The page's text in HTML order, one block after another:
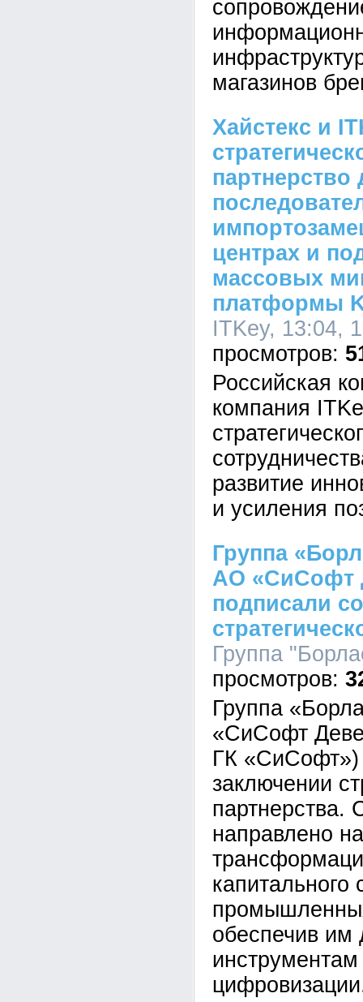
магазинов
Хайстекс и
партнерство
центрах и
массовых
платформы
ITKey, 13:04,
Российская
компания
развитие
и усиления
Группа
АО «СиСофт
подписали
Группа
Группа
«СиСофт
ГК «СиСофт»)
заключении
партнерства.
направлено
капитального
обеспечив им